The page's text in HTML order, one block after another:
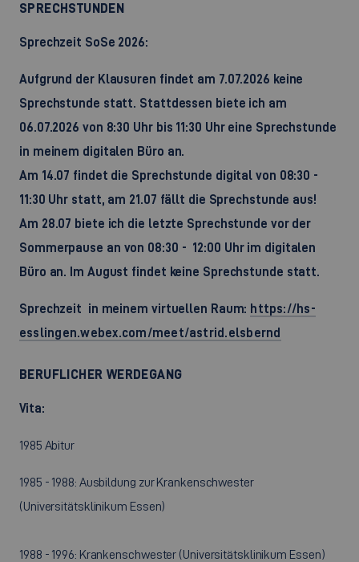
SPRECHSTUNDEN
Sprechzeit SoSe 2026:
Aufgrund der Klausuren findet am 7.07.2026 keine
Sprechstunde statt. Stattdessen biete ich am
06.07.2026 von 8:30 Uhr bis 11:30 Uhr eine Sprechstunde
in meinem digitalen Büro an.
Am 14.07 findet die Sprechstunde digital von 08:30 -
11:30 Uhr statt, am 21.07 fällt die Sprechstunde aus!
Am 28.07 biete ich die letzte Sprechstunde vor der
Sommerpause an von 08:30 - 12:00 Uhr im digitalen
Büro an. Im August findet keine Sprechstunde statt.
Sprechzeit in meinem virtuellen Raum: https://hs-
esslingen.webex.com/meet/astrid.elsbernd
BERUFLICHER WERDEGANG
Vita:
1985 Abitur
1985 - 1988: Ausbildung zur Krankenschwester
(Universitätsklinikum Essen)
1988 - 1996: Krankenschwester (Universitätsklinikum Essen)